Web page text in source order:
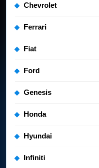
Chevrolet
Ferrari
Fiat
Ford
Genesis
Honda
Hyundai
Infiniti